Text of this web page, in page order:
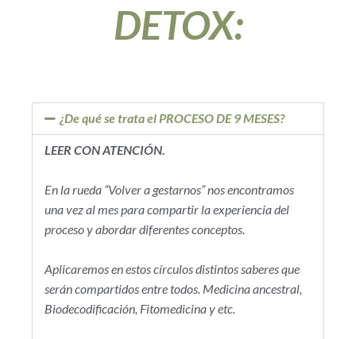
DETOX:
¿De qué se trata el PROCESO DE 9 MESES?
LEER CON ATENCIÓN.
En la rueda “Volver a gestarnos” nos encontramos
una vez al mes para compartir la experiencia del
proceso y abordar diferentes conceptos.
Aplicaremos en estos círculos distintos saberes que
serán compartidos entre todos. Medicina ancestral,
Biodecodificación, Fitomedicina y etc.